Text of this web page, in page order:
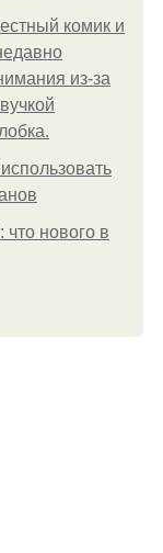
комик и
из-за
нового в